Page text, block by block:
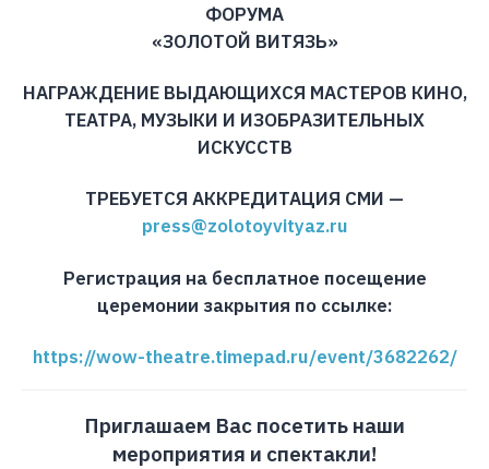
ФОРУМА
«ЗОЛОТОЙ ВИТЯЗЬ»
НАГРАЖДЕНИЕ ВЫДАЮЩИХСЯ МАСТЕРОВ КИНО,
ТЕАТРА, МУЗЫКИ И ИЗОБРАЗИТЕЛЬНЫХ
ИСКУССТВ
ТРЕБУЕТСЯ АККРЕДИТАЦИЯ СМИ —
press@zolotoyvityaz.ru
Регистрация на бесплатное посещение
церемонии закрытия по ссылке:
https://wow-theatre.timepad.ru/event/3682262/
Приглашаем Вас посетить наши
мероприятия и спектакли!